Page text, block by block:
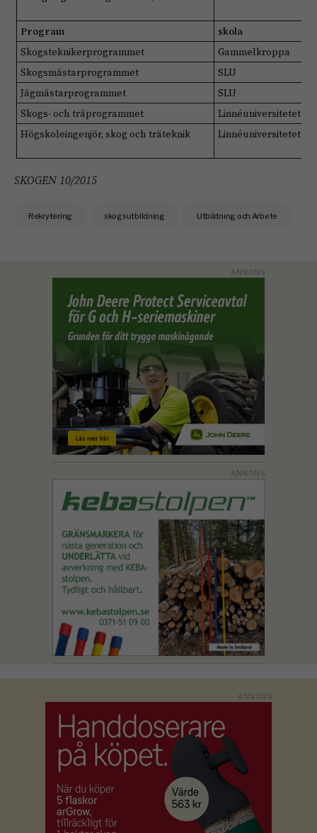
Program skola
Skogsteknikerprogrammet
Gammelkroppa
Skogsmästarprogrammet
SLU
Jägmästarprogrammet
SLU
Skogs- och träprogrammet
Linnéuniversitetet
Högskoleingenjör, skog och träteknik
Linnéuniversitetet
SKOGEN 10/2015
Rekrytering skogsutbildning Utbildning och Arbete